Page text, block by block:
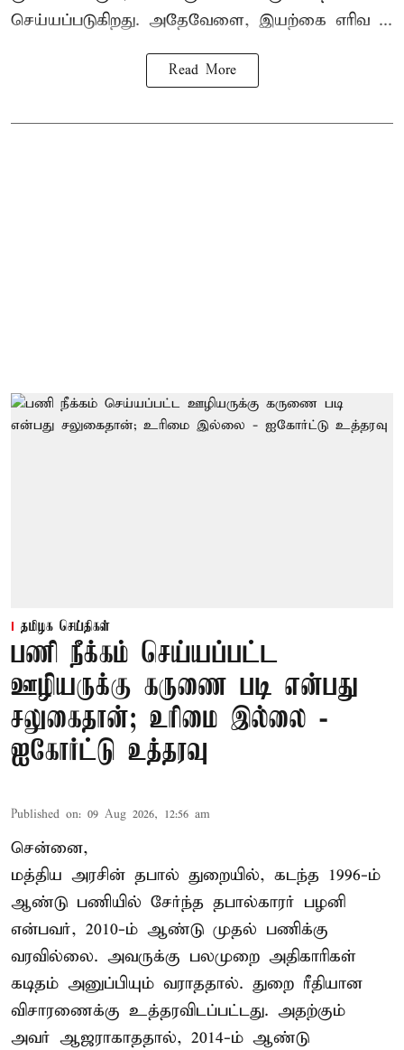
செய்யப்படுகிறது. அதேவேளை, இயற்கை எரிவ ...
Read More
தமிழக செய்திகள்
பணி நீக்கம் செய்யப்பட்ட
ஊழியருக்கு கருணை படி என்பது
சலுகைதான்; உரிமை இல்லை -
ஐகோர்ட்டு உத்தரவு
Published on: 09 Aug 2026, 12:56 am
சென்னை,
மத்திய அரசின் தபால் துறையில், கடந்த 1996-ம்
ஆண்டு பணியில் சேர்ந்த தபால்காரர் பழனி
என்பவர், 2010-ம் ஆண்டு முதல் பணிக்கு
வரவில்லை. அவருக்கு பலமுறை அதிகாரிகள்
கடிதம் அனுப்பியும் வராததால். துறை ரீதியான
விசாரணைக்கு உத்தரவிடப்பட்டது. அதற்கும்
அவர் ஆஜராகாததால், 2014-ம் ஆண்டு